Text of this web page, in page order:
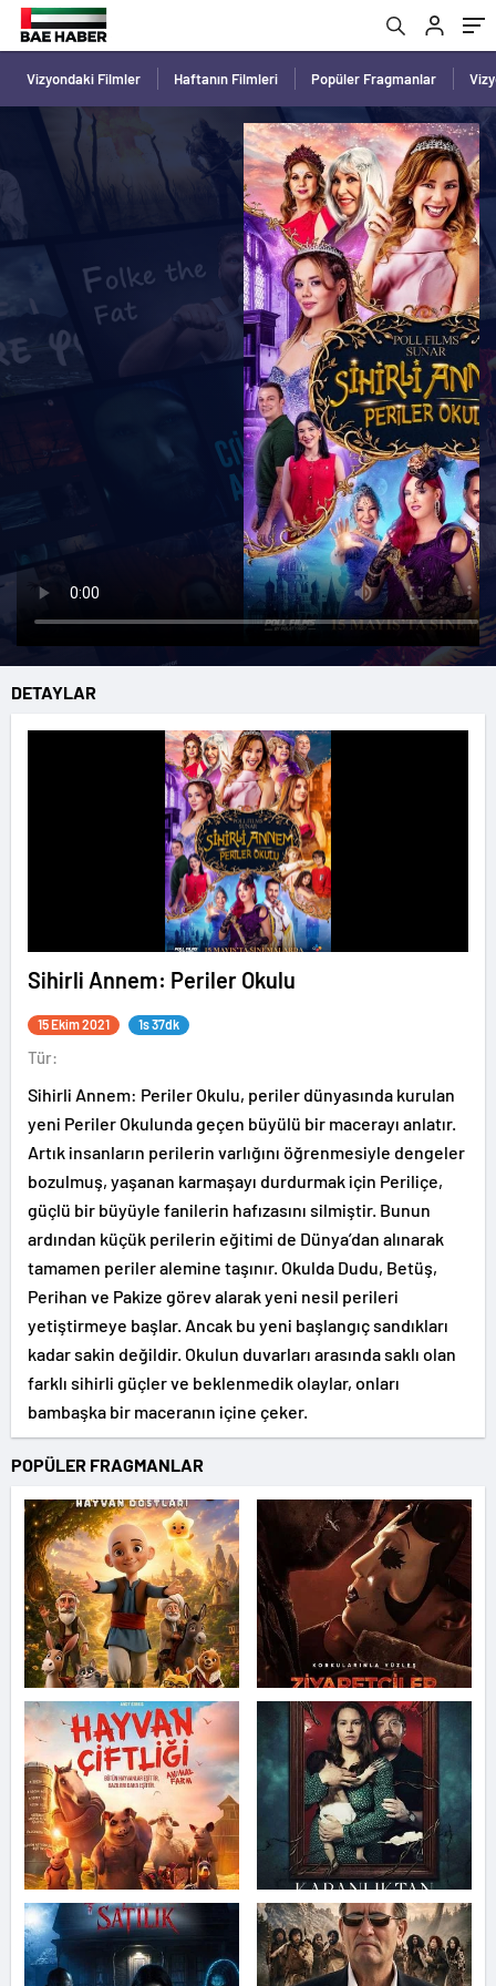
Vizyondaki Filmler Haftanın Filmleri Popüler Fragmanlar
DETAYLAR
Sihirli Annem: Periler Okulu
15 Ekim 2021 1s 37dk
Tür:
Sihirli Annem: Periler Okulu, periler dünyasında kurulan
yeni Periler Okulunda geçen büyülü bir macerayı anlatır.
Artık insanların perilerin varlığını öğrenmesiyle dengeler
bozulmuş, yaşanan karmaşayı durdurmak için Periliçe,
güçlü bir büyüyle fanilerin hafızasını silmiştir. Bunun
ardından küçük perilerin eğitimi de Dünya’dan alınarak
tamamen periler alemine taşınır. Okulda Dudu, Betüş,
Perihan ve Pakize görev alarak yeni nesil perileri
yetiştirmeye başlar. Ancak bu yeni başlangıç sandıkları
kadar sakin değildir. Okulun duvarları arasında saklı olan
farklı sihirli güçler ve beklenmedik olaylar, onları
bambaşka bir maceranın içine çeker.
POPÜLER FRAGMANLAR